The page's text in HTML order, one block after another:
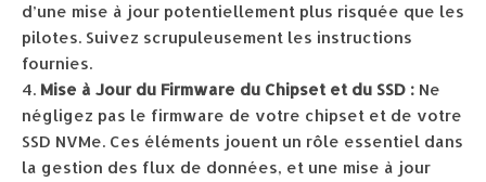
d’une mise à jour potentiellement plus risquée que les
pilotes. Suivez scrupuleusement les instructions
fournies.
Mise à Jour du Firmware du Chipset et du SSD : Ne
négligez pas le firmware de votre chipset et de votre
SSD NVMe. Ces éléments jouent un rôle essentiel dans
la gestion des flux de données, et une mise à jour